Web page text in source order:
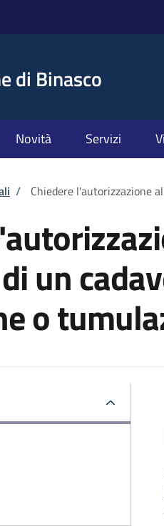
di Binasco
Novità Servizi
/ Chiedere l'autorizzazione
un
o